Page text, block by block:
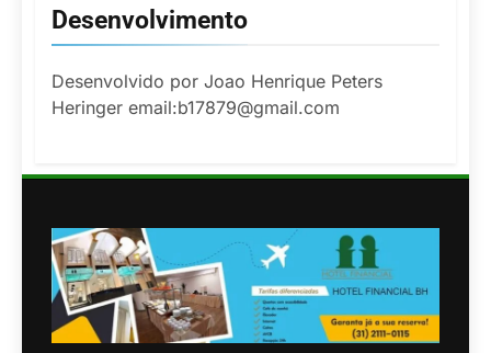
Desenvolvimento
Desenvolvido por Joao Henrique Peters
Heringer email:b17879@gmail.com